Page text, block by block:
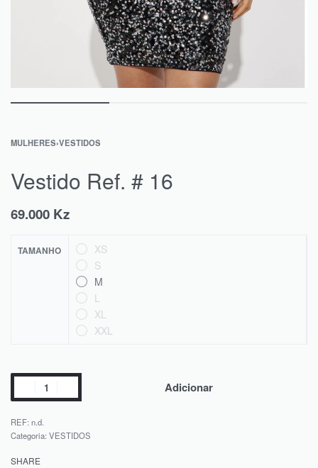
MULHERES›VESTIDOS
Vestido Ref. # 16
69.000 Kz
TAMANHO
XS
S
M
L
XL
XXL
Adicionar
REF: n.d.
Categoria: VESTIDOS
SHARE